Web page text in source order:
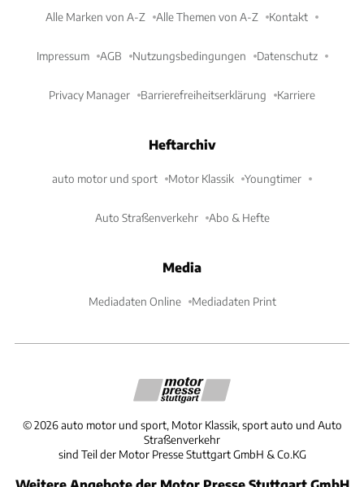
Alle Marken von A-Z Alle Themen von A-Z Kontakt
Impressum AGB Nutzungsbedingungen Datenschutz
Privacy Manager Barrierefreiheitserklärung Karriere
Heftarchiv
auto motor und sport Motor Klassik Youngtimer
Auto Straßenverkehr Abo & Hefte
Media
Mediadaten Online Mediadaten Print
©2026 auto motor und sport, Motor Klassik, sport auto und Auto
Straßenverkehr
sind Teil der Motor Presse Stuttgart GmbH & Co.KG
Weitere Angebote der Motor Presse Stuttgart GmbH